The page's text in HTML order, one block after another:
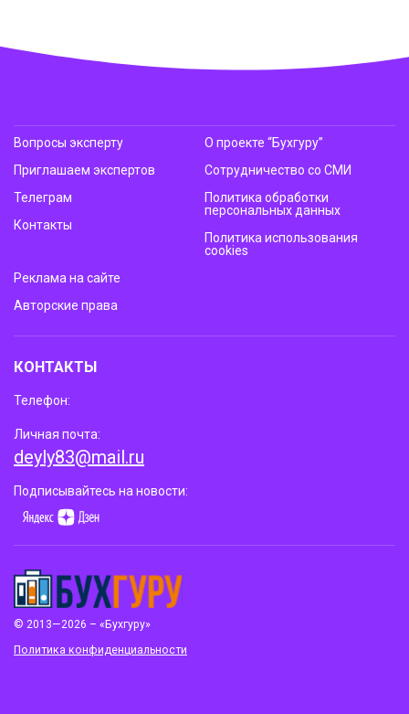
© 2013—2026 – «Бухгуру»
Политика конфиденциальности
Вопросы эксперту
Приглашаем экспертов
Телеграм
Контакты
О проекте “Бухгуру”
Сотрудничество со СМИ
Политика обработки
персональных данных
Политика использования
cookies
Реклама на сайте
Авторские права
КОНТАКТЫ
Телефон:
Личная почта:
deyly83@mail.ru
Подписывайтесь на новости: